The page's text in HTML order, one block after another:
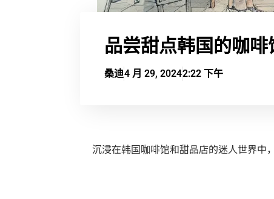
品尝甜点韩国的咖
桑迪4 月 29, 20242:22 下午
沉浸在韩国咖啡馆和甜品店的迷人世界中